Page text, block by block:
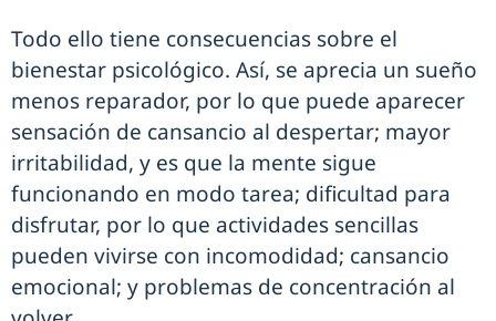
Todo ello tiene consecuencias sobre el
bienestar psicológico. Así, se aprecia un sueño
menos reparador, por lo que puede aparecer
sensación de cansancio al despertar; mayor
irritabilidad, y es que la mente sigue
funcionando en modo tarea; dificultad para
disfrutar, por lo que actividades sencillas
pueden vivirse con incomodidad; cansancio
emocional; y problemas de concentración al